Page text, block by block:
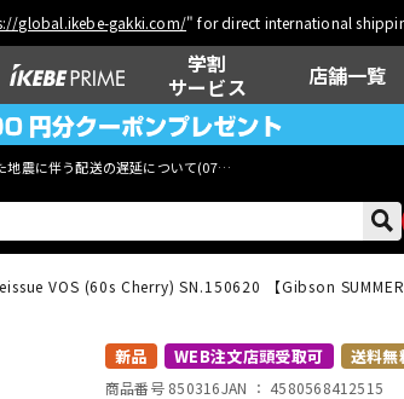
global.ikebe-gakki.com/" for direct international
学割
サービス
店舗一覧
地震に伴う配送の遅延について(07月29日
ウクレレ ド
VOS (60s Cherry) SN.150620 【Gibson SUMMER
新品 WEB注文店頭受取可 送料無
商品番号 850316JAN ： 4580568412515